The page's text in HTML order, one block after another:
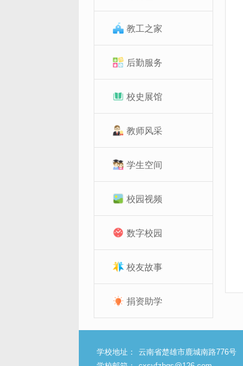
教工之家
后勤服务
校史展馆
教师风采
学生空间
校园视频
数字校园
校友故事
捐资助学
学校地址：
云南省楚雄市鹿城南路776号